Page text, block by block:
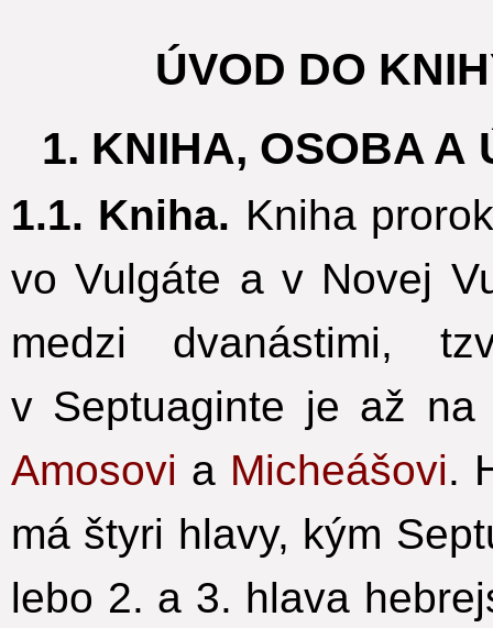
ÚVOD DO
1. KNIHA, OSOBA A
1.1. Kniha. Kniha
vo Vulgáte a v Novej
medzi dvanástimi,
v Septuaginte je až
Amosovi a Micheášovi.
má štyri hlavy, kým
lebo 2. a 3. hlava